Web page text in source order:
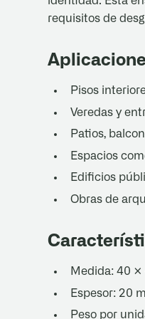
requisitos de
Pisos
Veredas y
Patios,
Espacios
Edificios
Obras de
Medida: 40 ×
Espesor: 20
Peso por